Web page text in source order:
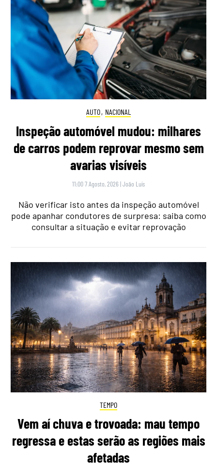
AUTO, NACIONAL
Inspeção automóvel mudou: milhares
de carros podem reprovar mesmo sem
avarias visíveis
11:00 7 Agosto, 2026 |João Luís
Não verificar isto antes da inspeção automóvel
pode apanhar condutores de surpresa: saiba como
consultar a situação e evitar reprovação
TEMPO
Vem aí chuva e trovoada: mau tempo
regressa e estas serão as regiões mais
afetadas